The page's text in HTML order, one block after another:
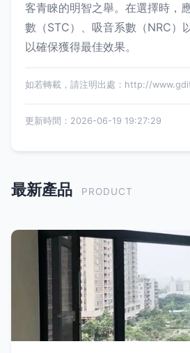
客青睞的明智之舉。在選擇時，
數（STC）、吸音系數（NRC）
以確保獲得最佳效果。
如若轉載，請注明出處：http://
更新時間：2026-06-19 19:27:29
最新產品 PRODUCT